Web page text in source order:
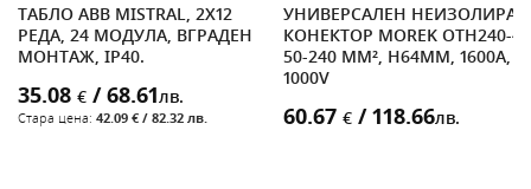
ТАБЛО ABB MISTRAL, 2Х12
РЕДА, 24 МОДУЛА, ВГРАДЕН
МОНТАЖ, IP40.
35.08 € / 68.61лв.
Стара цена: 42.09 € / 82.32 лв.
УНИВЕРСАЛЕН НЕИЗОЛИРАН
КОНЕКТОР MOREK OTH240-4,
50-240 MM², H64MM, 1600A,
1000V
60.67 € / 118.66лв.